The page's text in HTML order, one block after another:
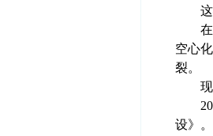
这确
在此
空心
裂。
现在
设》